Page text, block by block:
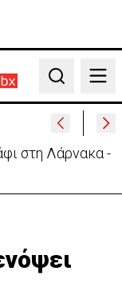
Search
στη Λάρνακα -